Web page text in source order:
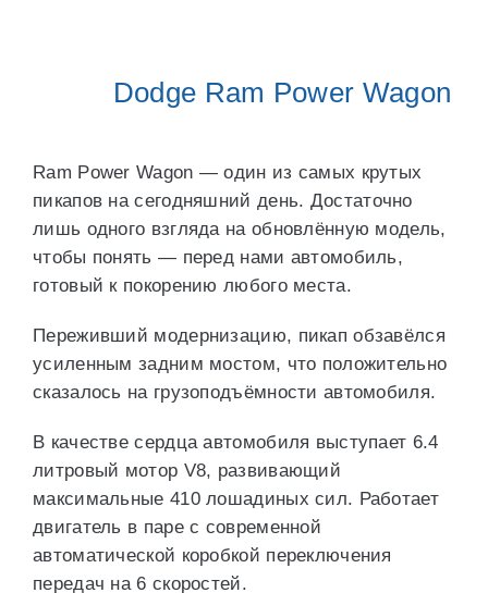
Dodge Ram Power Wagon
Ram Power Wagon — один из самых крутых
пикапов на сегодняшний день. Достаточно
лишь одного взгляда на обновлённую модель,
чтобы понять — перед нами автомобиль,
готовый к покорению любого места.
Переживший модернизацию, пикап обзавёлся
усиленным задним мостом, что положительно
сказалось на грузоподъёмности автомобиля.
В качестве сердца автомобиля выступает 6.4
литровый мотор V8, развивающий
максимальные 410 лошадиных сил. Работает
двигатель в паре с современной
автоматической коробкой переключения
передач на 6 скоростей.